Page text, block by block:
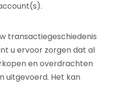
transactiegeschiedenis
u ervoor zorgen dat al
en overdrachten
uitgevoerd. Het kan